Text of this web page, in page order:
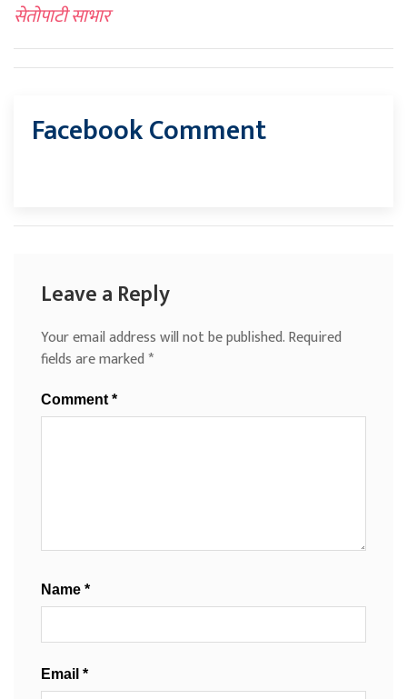
सेतोपाटी साभार
Facebook Comment
Leave a Reply
Your email address will not be published.Required
fields are marked*
Comment *
Name *
Email *